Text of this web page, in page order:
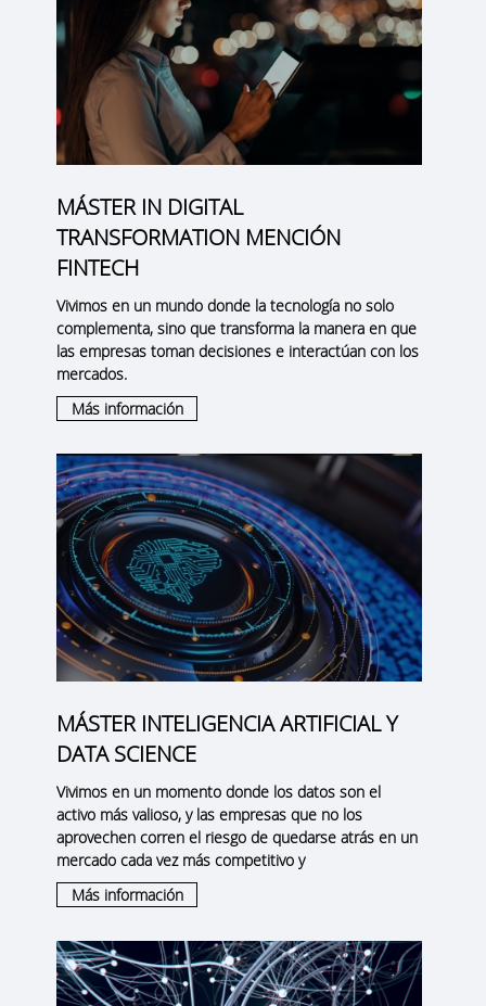
MÁSTER IN DIGITAL
TRANSFORMATION MENCIÓN
FINTECH
Vivimos en un mundo donde la tecnología no solo
complementa, sino que transforma la manera en que
las empresas toman decisiones e interactúan con los
mercados.
Más información
MÁSTER INTELIGENCIA ARTIFICIAL Y
DATA SCIENCE
Vivimos en un momento donde los datos son el
activo más valioso, y las empresas que no los
aprovechen corren el riesgo de quedarse atrás en un
mercado cada vez más competitivo y
Más información